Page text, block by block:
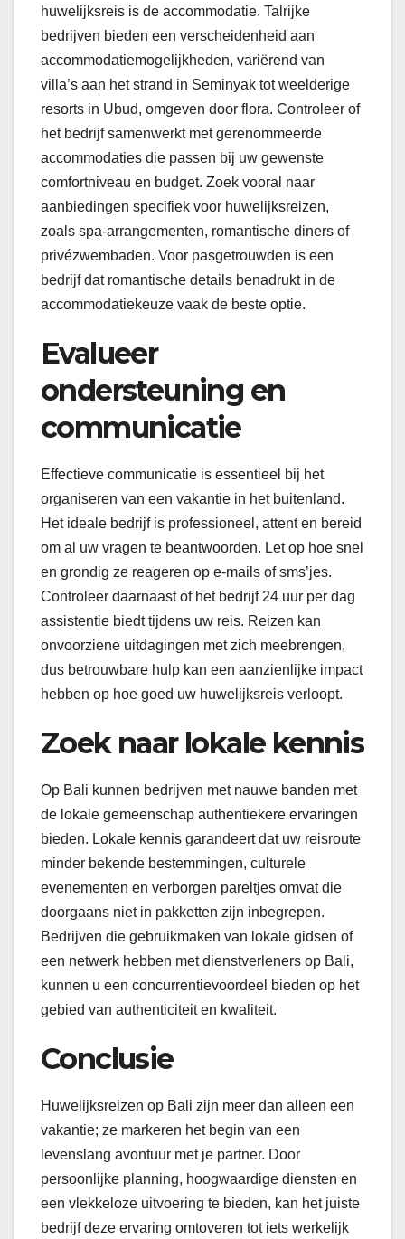
huwelijksreis is de accommodatie. Talrijke
bedrijven bieden een verscheidenheid aan
accommodatiemogelijkheden, variërend van
villa’s aan het strand in Seminyak tot weelderige
resorts in Ubud, omgeven door flora. Controleer of
het bedrijf samenwerkt met gerenommeerde
accommodaties die passen bij uw gewenste
comfortniveau en budget. Zoek vooral naar
aanbiedingen specifiek voor huwelijksreizen,
zoals spa-arrangementen, romantische diners of
privézwembaden. Voor pasgetrouwden is een
bedrijf dat romantische details benadrukt in de
accommodatiekeuze vaak de beste optie.
Evalueer
ondersteuning en
communicatie
Effectieve communicatie is essentieel bij het
organiseren van een vakantie in het buitenland.
Het ideale bedrijf is professioneel, attent en bereid
om al uw vragen te beantwoorden. Let op hoe snel
en grondig ze reageren op e-mails of sms’jes.
Controleer daarnaast of het bedrijf 24 uur per dag
assistentie biedt tijdens uw reis. Reizen kan
onvoorziene uitdagingen met zich meebrengen,
dus betrouwbare hulp kan een aanzienlijke impact
hebben op hoe goed uw huwelijksreis verloopt.
Zoek naar lokale kennis
Op Bali kunnen bedrijven met nauwe banden met
de lokale gemeenschap authentiekere ervaringen
bieden. Lokale kennis garandeert dat uw reisroute
minder bekende bestemmingen, culturele
evenementen en verborgen pareltjes omvat die
doorgaans niet in pakketten zijn inbegrepen.
Bedrijven die gebruikmaken van lokale gidsen of
een netwerk hebben met dienstverleners op Bali,
kunnen u een concurrentievoordeel bieden op het
gebied van authenticiteit en kwaliteit.
Conclusie
Huwelijksreizen op Bali zijn meer dan alleen een
vakantie; ze markeren het begin van een
levenslang avontuur met je partner. Door
persoonlijke planning, hoogwaardige diensten en
een vlekkeloze uitvoering te bieden, kan het juiste
bedrijf deze ervaring omtoveren tot iets werkelijk